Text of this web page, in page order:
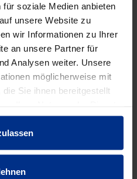
soziale Medien anbieten
unsere Website zu
wir Informationen zu Ihrer
an unsere Partner für
Analysen weiter. Unsere
möglicherweise mit
Sie ihnen bereitgestellt
Stück
1 Stück